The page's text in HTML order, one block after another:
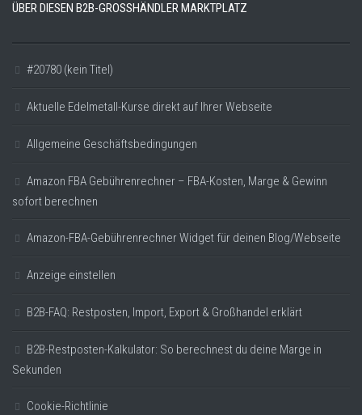
ÜBER DIESEN B2B-GROSSHÄNDLER MARKTPLATZ
#20780 (kein Titel)
Aktuelle Edelmetall-Kurse direkt auf Ihrer Webseite
Allgemeine Geschäftsbedingungen
Amazon FBA Gebührenrechner – FBA-Kosten, Marge & Gewinn
sofort berechnen
Amazon-FBA-Gebührenrechner Widget für deinen Blog/Webseite
Anzeige einstellen
B2B-FAQ: Restposten, Import, Export & Großhandel erklärt
B2B-Restposten-Kalkulator: So berechnest du deine Marge in
Sekunden
Cookie-Richtlinie